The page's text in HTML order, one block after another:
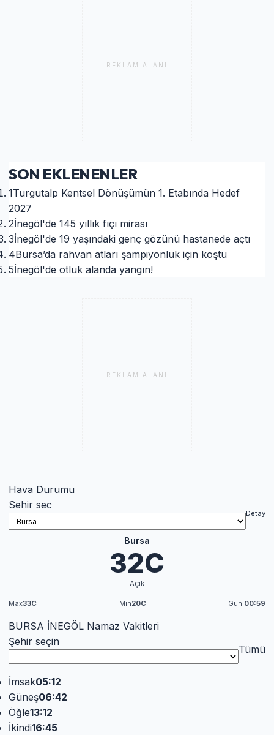
REKLAM ALANI
SON EKLENENLER
1Turgutalp Kentsel Dönüşümün 1. Etabında Hedef
2027
2İnegöl'de 145 yıllık fıçı mirası
3İnegöl'de 19 yaşındaki genç gözünü hastanede açtı
4Bursa’da rahvan atları şampiyonluk için koştu
5İnegöl'de otluk alanda yangın!
REKLAM ALANI
Hava Durumu
Sehir sec
Detay
Bursa
32C
Açık
Max33C Min20C Gun.00:59
BURSA İNEGÖL Namaz Vakitleri
Şehir seçin
Tümü
İmsak05:12
Güneş06:42
Öğle13:12
İkindi16:45